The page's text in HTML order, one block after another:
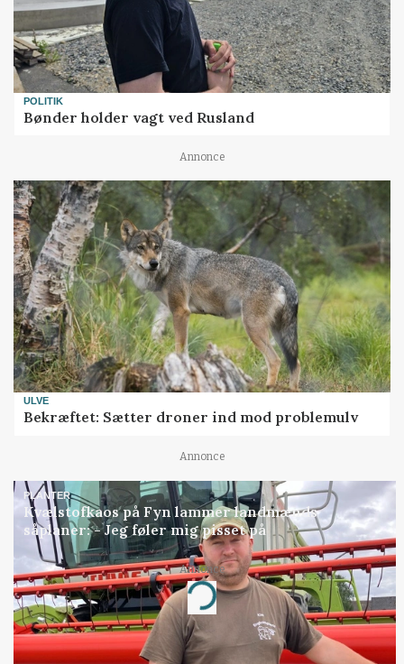
POLITIK
Bønder holder vagt ved Rusland
Annonce
ULVE
Bekræftet: Sætter droner ind mod problemulv
Annonce
PLANTER
Kvælstofkaos på Fyn lammer landmænds
såplaner: - Jeg føler mig pisset på
Annonce
Loading...